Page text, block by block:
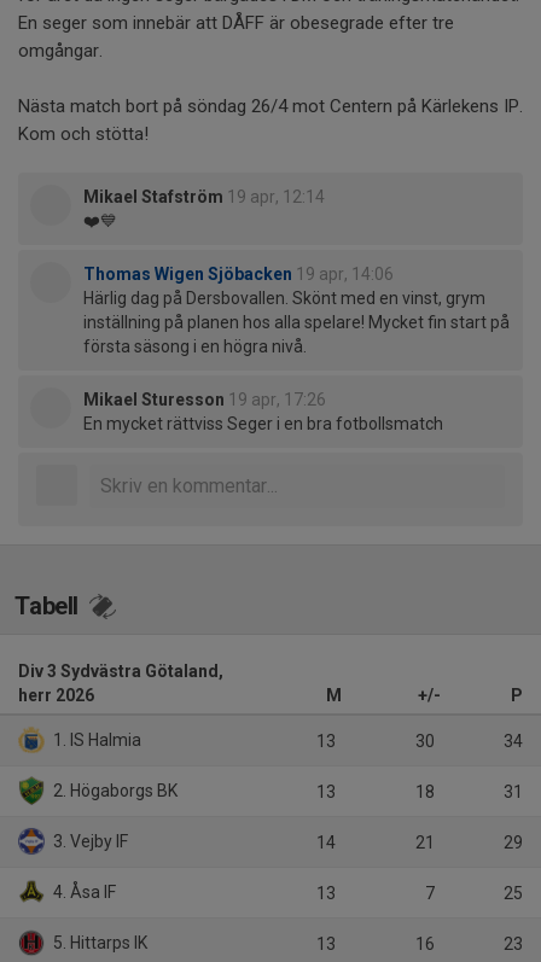
En seger som innebär att DÅFF är obesegrade efter tre
omgångar.
Nästa match bort på söndag 26/4 mot Centern på Kärlekens IP.
Kom och stötta!
Mikael Stafström 19 apr, 12:14
❤️💙
Thomas Wigen Sjöbacken 19 apr, 14:06
Härlig dag på Dersbovallen. Skönt med en vinst, grym
inställning på planen hos alla spelare! Mycket fin start på
första säsong i en högra nivå.
Mikael Sturesson 19 apr, 17:26
En mycket rättviss Seger i en bra fotbollsmatch
Tabell
Div 3 Sydvästra Götaland,
herr 2026
M +/- P
1. IS Halmia 13 30 34
2. Högaborgs BK 13 18 31
3. Vejby IF 14 21 29
4. Åsa IF 13 7 25
5. Hittarps IK 13 16 23